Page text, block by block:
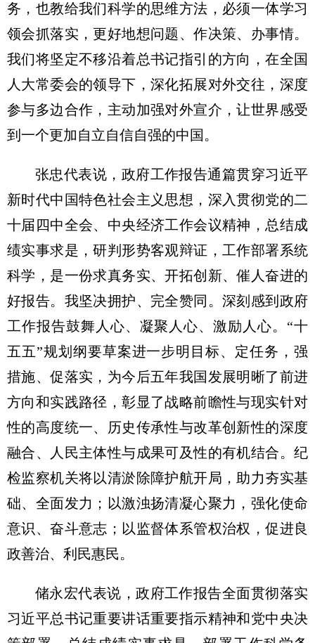
务，也教给我们科学的思维方法，必须一体学习
领会抓落实，更好地想问题、作决策、办事情。
我们将坚定不移沿着总书记指引的方向，在全国
人大常委会的领导下，深化拓展对外交往，深度
参与多边合作，主动加强对外宣介，让世界感受
到一个更加自立自信自强的中国。
张忠代表说，政府工作报告通篇贯穿习近平
新时代中国特色社会主义思想，深入贯彻党的二
十届四中全会、中央经济工作会议精神，总结成
绩实事求是，研判形势客观辩证，工作部署系统
科学，是一份求真务实、开拓创新、催人奋进的
好报告。我坚决拥护、完全赞同。深刻感到政府
工作报告鼓舞人心、凝聚人心、激励人心。“十
五五”规划纲要草案进一步明目标、定任务，强
措施、促落实，为今后五年我国发展明晰了前进
方向和实践路径，彰显了战略前瞻性与现实针对
性的高度统一、历史传承性与改革创新性的深度
融合、人民主体性与成果可及性的有机结合。纪
检监察机关将以清淤除障护航开局，助力夯实基
础、全面发力；以激浊扬清凝心聚力，强化使命
意识、奋斗意志；以监督体系管权治权，促进良
政善治、利民惠民。
储永宏代表说，政府工作报告全面贯彻落实
习近平总书记重要讲话重要指示精神和党中央决